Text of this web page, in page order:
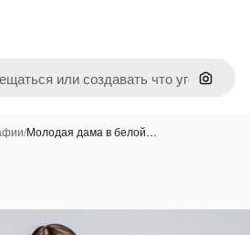
Поиск
/Молодая дама в белой…